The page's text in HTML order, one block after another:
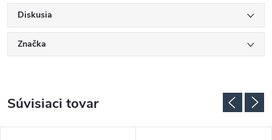
Diskusia
Značka
Súvisiaci tovar